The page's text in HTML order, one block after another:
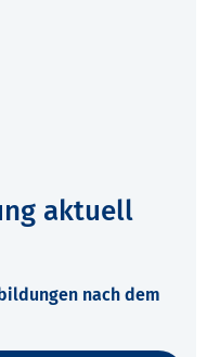
aktuell
nach dem